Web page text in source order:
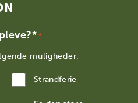
*
muligheder.
Strandferie